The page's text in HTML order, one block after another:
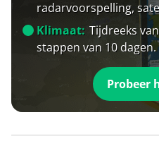
radarvoorspelling,
Klimaat: Tijdreeks
stappen van 10 dagen.
Probeer